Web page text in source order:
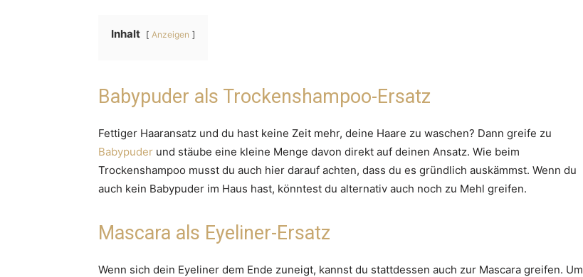
Inhalt Anzeigen
Babypuder als Trockenshampoo-Ersatz
Fettiger Haaransatz und du hast keine Zeit mehr, deine Haare zu waschen? Dann greife zu
Babypuder und stäube eine kleine Menge davon direkt auf deinen Ansatz. Wie beim
Trockenshampoo musst du auch hier darauf achten, dass du es gründlich auskämmst. Wenn du
auch kein Babypuder im Haus hast, könntest du alternativ auch noch zu Mehl greifen.
Mascara als Eyeliner-Ersatz
Wenn sich dein Eyeliner dem Ende zuneigt, kannst du stattdessen auch zur Mascara greifen. Um